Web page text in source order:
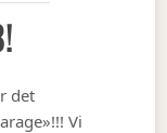
det
Vi